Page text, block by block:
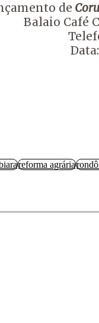
de
Balaio Café
reforma agrária